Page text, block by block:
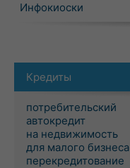
Инфокиоски
Кредиты
потребительский
автокредит
на недвижимость
для малого бизнеса
перекредитование